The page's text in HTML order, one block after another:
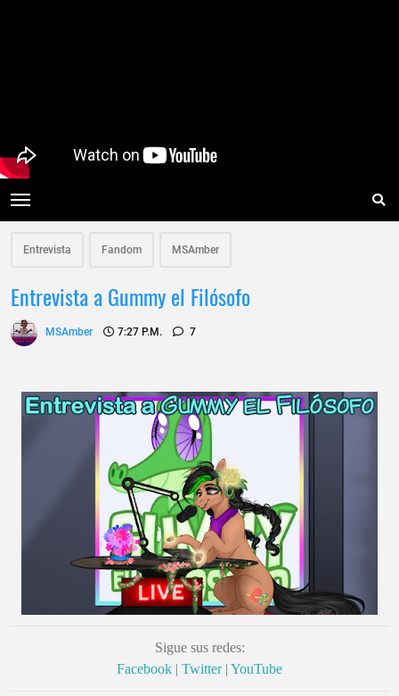
Entrevista Fandom MSAmber
Entrevista a Gummy el Filósofo
MSAmber 7:27 P.m. 7
Sigue sus redes:
Facebook | Twitter | YouTube